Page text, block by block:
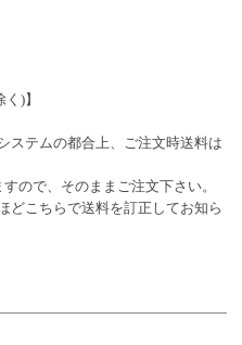
)】
ステムの都合上、ご注文時送料は
ので、そのままご注文下さい。
どこちらで送料を訂正してお知ら